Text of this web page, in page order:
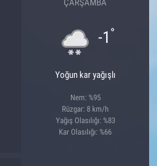
ÇARŞAMBA
-1 °
Yoğun kar yağışlı
Nem: %95
Rüzgar: 8 km/h
Yağış Olasılığı: %83
Kar Olasılığı: %66